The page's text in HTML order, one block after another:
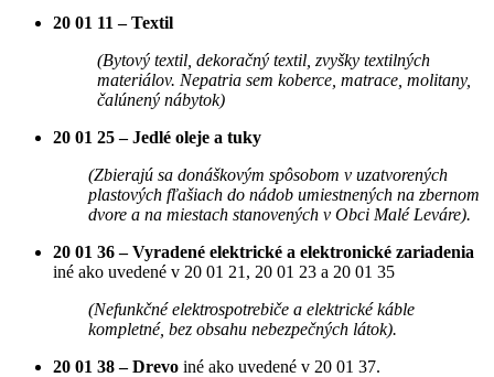
20 01 11 – Textil
(Bytový textil, dekoračný textil, zvyšky textilných
materiálov. Nepatria sem koberce, matrace, molitany,
čalúnený nábytok)
20 01 25 – Jedlé oleje a tuky
(Zbierajú sa donáškovým spôsobom v uzatvorených
plastových fľašiach do nádob umiestnených na zbernom
dvore a na miestach stanovených v Obci Malé Leváre).
20 01 36 – Vyradené elektrické a elektronické zariadenia
iné ako uvedené v 20 01 21, 20 01 23 a 20 01 35
(Nefunkčné elektrospotrebiče a elektrické káble
kompletné, bez obsahu nebezpečných látok).
20 01 38 – Drevo iné ako uvedené v 20 01 37.